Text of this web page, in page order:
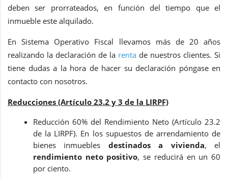
deben ser prorrateados, en función del tiempo que el
inmueble este alquilado.
En Sistema Operativo Fiscal llevamos más de 20 años
realizando la declaración de la renta de nuestros clientes. Si
tiene dudas a la hora de hacer su declaración póngase en
contacto con nosotros.
Reducciones (Artículo 23.2 y 3 de la LIRPF)
Reducción 60% del Rendimiento Neto (Artículo 23.2
de la LIRPF). En los supuestos de arrendamiento de
bienes inmuebles destinados a vivienda, el
rendimiento neto positivo, se reducirá en un 60
por ciento.